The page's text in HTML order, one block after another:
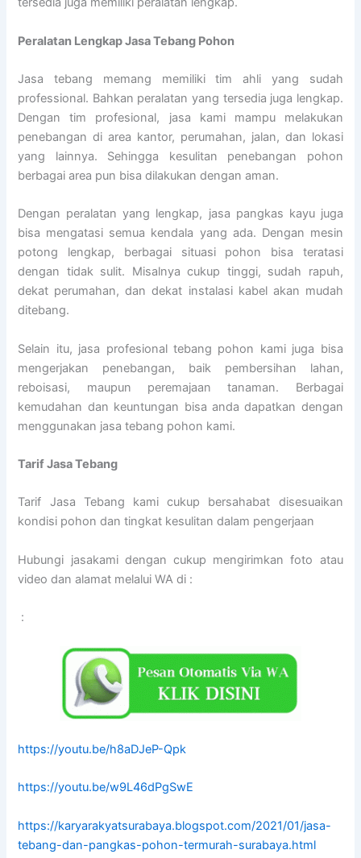
Peralatan Lengkap Jasa Tebang Pohon
Jasa tebang memang memiliki tim ahli yang sudah
professional. Bahkan peralatan yang tersedia juga lengkap.
Dengan tim profesional, jasa kami mampu melakukan
penebangan di area kantor, perumahan, jalan, dan lokasi
yang lainnya. Sehingga kesulitan penebangan pohon
berbagai area pun bisa dilakukan dengan aman.
Dengan peralatan yang lengkap, jasa pangkas kayu juga
bisa mengatasi semua kendala yang ada. Dengan mesin
potong lengkap, berbagai situasi pohon bisa teratasi
dengan tidak sulit. Misalnya cukup tinggi, sudah rapuh,
dekat perumahan, dan dekat instalasi kabel akan mudah
ditebang.
Selain itu, jasa profesional tebang pohon kami juga bisa
mengerjakan penebangan, baik pembersihan lahan,
reboisasi, maupun peremajaan tanaman. Berbagai
kemudahan dan keuntungan bisa anda dapatkan dengan
menggunakan jasa tebang pohon kami.
TarifJasa Tebang
Tarif Jasa Tebang kami cukup bersahabat disesuaikan
kondisi pohon dan tingkat kesulitan dalam pengerjaan
Hubungi jasakami dengan cukup mengirimkan foto atau
video dan alamat melalui WA di :
:
https://youtu.be/h8aDJeP-Qpk
https://youtu.be/w9L46dPgSwE
https://karyarakyatsurabaya.blogspot.com/2021/01/jasa-
tebang-dan-pangkas-pohon-termurah-surabaya.html